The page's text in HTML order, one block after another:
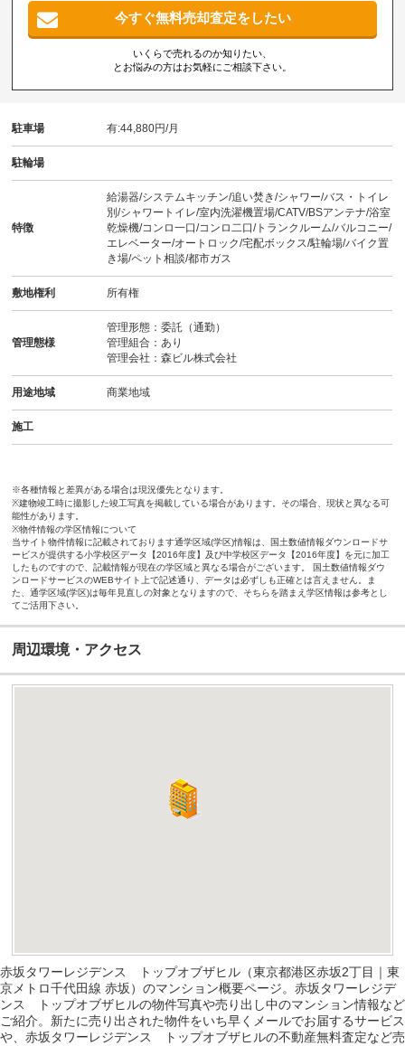
今すぐ無料売却査定をしたい
いくらで売れるのか知りたい、
とお悩みの方はお気軽にご相談下さい。
駐車場 有:44,880円/月
駐輪場
特徴
給湯器/システムキッチン/追い焚き/シャワー/バス・トイレ
別/シャワートイレ/室内洗濯機置場/CATV/BSアンテナ/浴室
乾燥機/コンロ一口/コンロ二口/トランクルーム/バルコニー/
エレベーター/オートロック/宅配ボックス/駐輪場/バイク置
き場/ペット相談/都市ガス
敷地権利 所有権
管理態様
管理形態：委託（通勤）
管理組合：あり
管理会社：森ビル株式会社
用途地域 商業地域
施工
※各種情報と差異がある場合は現況優先となります。
※建物竣工時に撮影した竣工写真を掲載している場合があります。その場合、現状と異なる可
能性があります。
※物件情報の学区情報について
当サイト物件情報に記載されております通学区域(学区)情報は、国土数値情報ダウンロードサ
ービスが提供する小学校区データ【2016年度】及び中学校区データ【2016年度】を元に加工
したものですので、記載情報が現在の学区域と異なる場合がございます。 国土数値情報ダウ
ンロードサービスのWEBサイト上で記述通り、データは必ずしも正確とは言えません。ま
た、通学区域(学区)は毎年見直しの対象となりますので、そちらを踏まえ学区情報は参考とし
てご活用下さい。
周辺環境・アクセス
赤坂タワーレジデンス トップオブザヒル（東京都港区赤坂2丁目｜東
京メトロ千代田線 赤坂）のマンション概要ページ。赤坂タワーレジデ
ンス トップオブザヒルの物件写真や売り出し中のマンション情報など
ご紹介。新たに売り出された物件をいち早くメールでお届するサービス
や、赤坂タワーレジデンス トップオブザヒルの不動産無料査定など売